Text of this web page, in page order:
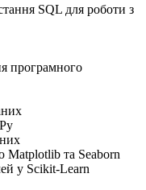
SQL для роботи з
програмного
Matplotlib та Seaborn
у Scikit-Learn